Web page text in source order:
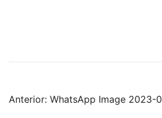
Anterior: WhatsApp Image 2023-